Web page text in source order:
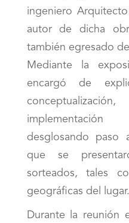
ingeniero
autor de dicha
también egresado
Mediante la
encargó de
desglosando paso
que se
sorteados, tales
geográficas del lugar.
Durante la reunión